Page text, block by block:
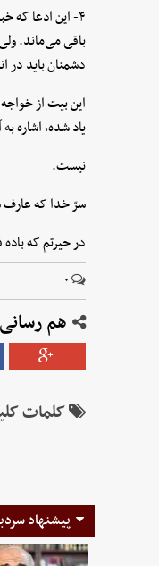
۴- این ادعا
باقی می‌ماند.
دشمنان باید در
این بیت از
یاد شده، اشاره
نیست.
سرّ خدا که
در حیرتم که
۰
هم رسانی
کلمات
پیشنهاد